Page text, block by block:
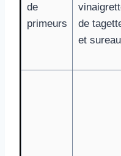
de
primeurs
de
et sureau